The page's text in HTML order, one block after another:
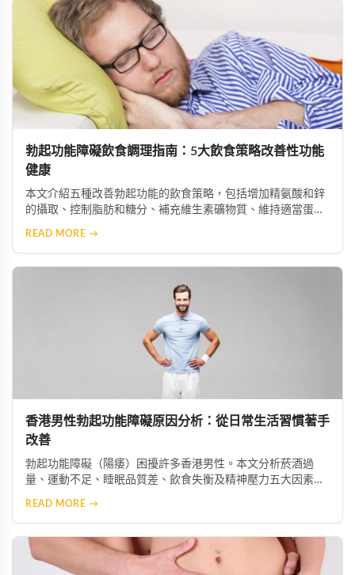
勃起功能障礙飲食調理指南：5大飲食策略改善性功能
健康
本文介紹五種改善勃起功能的飲食策略，包括增加精氨酸和鋅
的攝取、控制脂肪和糖分、補充維生素礦物質、維持適當蛋白
READ MORE →
香港男性勃起功能障礙原因分析：從日常生活習慣著手
改善
勃起功能障礙（陽痿）困擾許多香港男性。本文分析菸酒過
量、運動不足、睡眠品質差、飲食失衡及精神壓力五大因素如
READ MORE →